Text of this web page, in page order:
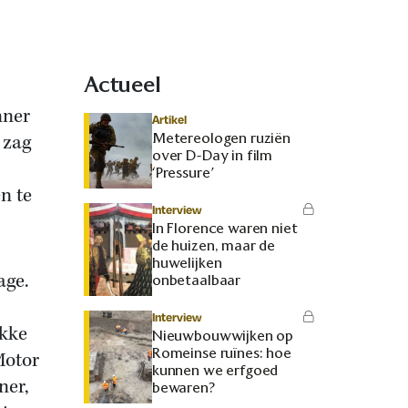
te
Actueel
Artikel
Metereologen ruziën
over D-Day in film
‘Pressure’
Interview
In Florence waren niet
de huizen, maar de
huwelijken
onbetaalbaar
Interview
Nieuwbouwwijken op
Romeinse ruïnes: hoe
kunnen we erfgoed
bewaren?